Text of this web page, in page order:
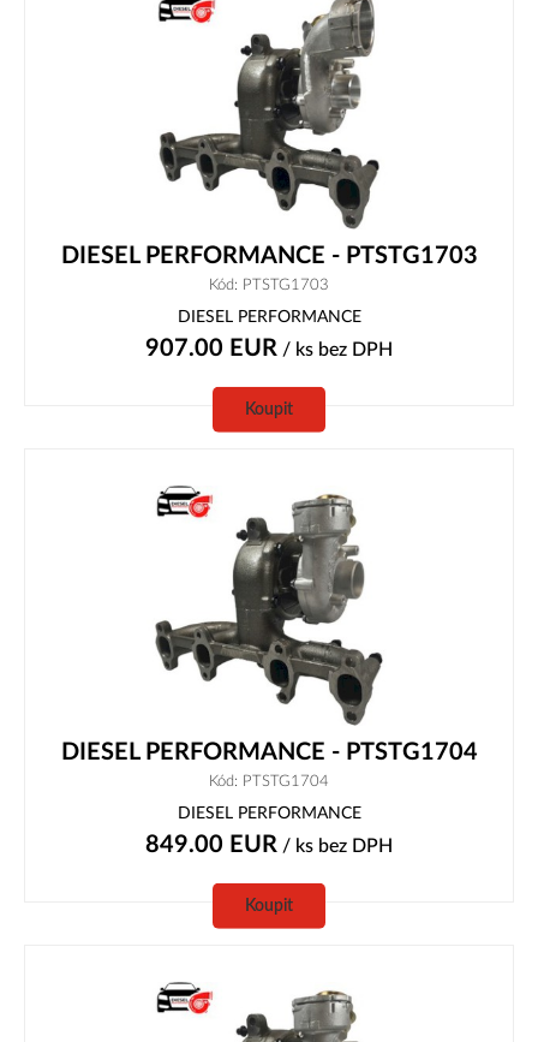
DIESEL PERFORMANCE - PTSTG1703
Kód: PTSTG1703
DIESEL PERFORMANCE
907.00 EUR / ks bez DPH
Koupit
DIESEL PERFORMANCE - PTSTG1704
Kód: PTSTG1704
DIESEL PERFORMANCE
849.00 EUR / ks bez DPH
Koupit